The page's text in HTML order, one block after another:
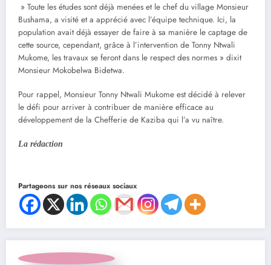
» Toute les études sont déjà menées et le chef du village Monsieur
Bushama, a visité et a apprécié avec l’équipe technique. Ici, la
population avait déjà essayer de faire à sa manière le captage de
cette source, cependant, grâce à l’intervention de Tonny Ntwali
Mukome, les travaux se feront dans le respect des normes » dixit
Monsieur Mokobelwa Bidetwa.
Pour rappel, Monsieur Tonny Ntwali Mukome est décidé à relever
le défi pour arriver à contribuer de manière efficace au
développement de la Chefferie de Kaziba qui l’a vu naître.
La rédaction
Partageons sur nos réseaux sociaux